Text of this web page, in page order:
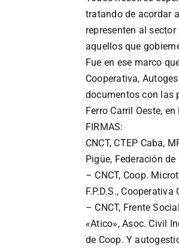
tratando de acordar
representen al
aquellos que
Fue en ese marco
Cooperativa,
documentos con las
Ferro Carril Oeste,
FIRMAS:
CNCT, CTEP Caba,
Pigüe, Federación
– CNCT, Coop.
F.P.D.S., Cooperativa
– CNCT, Frente
«Atico»,Asoc. Civil
de Coop. Y